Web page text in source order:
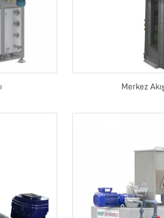
Merkez